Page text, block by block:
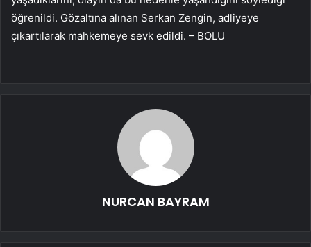
öğrenildi. Gözaltına alınan Serkan Zengin, adliyeye
çıkartılarak mahkemeye sevk edildi. – BOLU
NURCAN BAYRAM